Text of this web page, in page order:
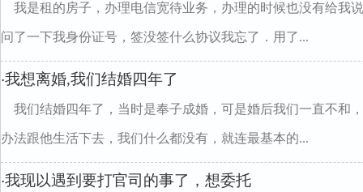
我是租的房子，办理电信宽待业务，办理的时候也没有给我
问了一下我身份证号，签没签什么协议我忘了．用了...
·我想离婚,我们结婚四年了
我们结婚四年了，当时是奉子成婚，可是婚后我们一直不和
办法跟他生活下去，我们什么都没有，就连最基本的...
·我现以遇到要打官司的事了，想委托